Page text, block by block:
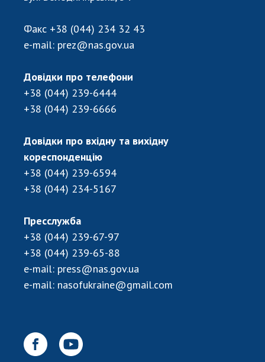
Відкрита наука в НАН України
Робота з молоддю
МІЖНАРОДНЕ СПІВРОБІТНИЦТВО
Членство в міжнародних організаціях
Міжнародні програми та конкурси
ДОКУМЕНТИ
Нормативні акти НАН України
Вибори до складу НАН України
Бланки документів
НОВИНИ
ЗАСІДАННЯ ПРЕЗИДІЇ НАН УКРАЇНИ
МЕДІА ПРО НАС
Факс +38 (044) 234 32 43
e-mail: prez@nas.gov.ua
Довідки про телефони
+38 (044) 239-6444
+38 (044) 239-6666
Довідки про вхідну та вихідну
кореспонденцію
+38 (044) 239-6594
+38 (044) 234-5167
Пресслужба
+38 (044) 239-67-97
+38 (044) 239-65-88
e-mail: press@nas.gov.ua
e-mail: nasofukraine@gmail.com